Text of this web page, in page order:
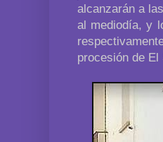
alcanzarán a
al mediodía, y
procesión de